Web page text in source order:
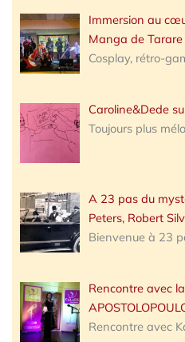
Immersion au
Manga de Tarare
Cosplay, rétro-
Caroline&Dede
Toujours plus
A 23 pas du
Peters, Robert
Bienvenue à 23
Rencontre avec
Rencontre avec